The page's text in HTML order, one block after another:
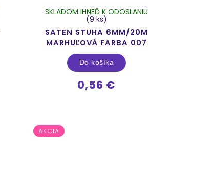
SATEN STUHA 6MM/20M
MARHUĽOVÁ FARBA 007
SKLADOM IHNEĎ K ODOSLANIU
(9 ks)
0,56 €
Do košíka
AKCIA